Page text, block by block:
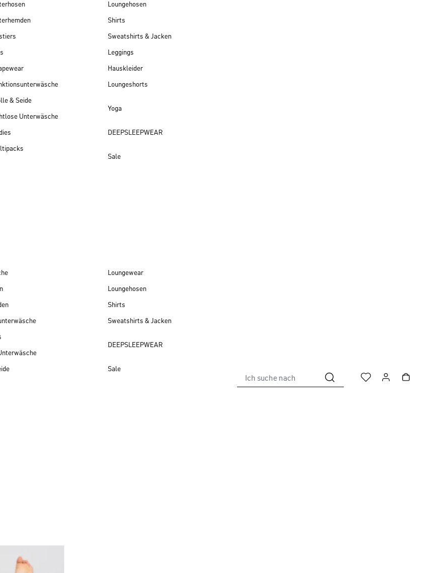
& Seide
Unterwäsche
Loungehosen
Shirts
Sweatshirts & Jacken
Leggings
Hauskleider
Loungeshorts
Yoga
DEEPSLEEPWEAR
Sale
Loungewear
Loungehosen
Shirts
Sweatshirts & Jacken
DEEPSLEEPWEAR
Sale